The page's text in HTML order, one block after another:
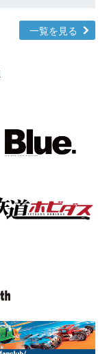
一覧を見る